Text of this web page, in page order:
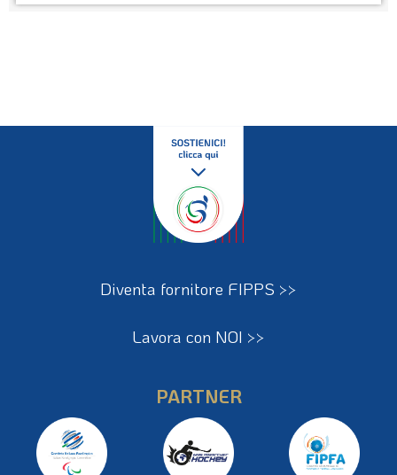
Diventa fornitore FIPPS >>
Lavora con NOI >>
PARTNER